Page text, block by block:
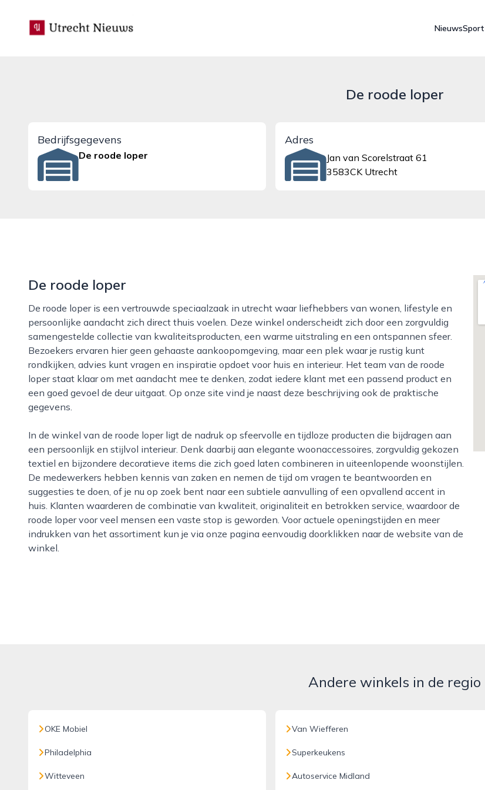
utrecht-nieuws.nl
NieuwsSport
De roode loper
Bedrijfsgegevens
De roode loper
Adres
Jan van Scorelstraat 61
3583CK Utrecht
De roode loper
De roode loper is een vertrouwde speciaalzaak in utrecht waar liefhebbers van wonen, lifestyle en
persoonlijke aandacht zich direct thuis voelen. Deze winkel onderscheidt zich door een zorgvuldig
samengestelde collectie van kwaliteitsproducten, een warme uitstraling en een ontspannen sfeer.
Bezoekers ervaren hier geen gehaaste aankoopomgeving, maar een plek waar je rustig kunt
rondkijken, advies kunt vragen en inspiratie opdoet voor huis en interieur. Het team van de roode
loper staat klaar om met aandacht mee te denken, zodat iedere klant met een passend product en
een goed gevoel de deur uitgaat. Op onze site vind je naast deze beschrijving ook de praktische
gegevens.
In de winkel van de roode loper ligt de nadruk op sfeervolle en tijdloze producten die bijdragen aan
een persoonlijk en stijlvol interieur. Denk daarbij aan elegante woonaccessoires, zorgvuldig gekozen
textiel en bijzondere decoratieve items die zich goed laten combineren in uiteenlopende woonstijlen.
De medewerkers hebben kennis van zaken en nemen de tijd om vragen te beantwoorden en
suggesties te doen, of je nu op zoek bent naar een subtiele aanvulling of een opvallend accent in
huis. Klanten waarderen de combinatie van kwaliteit, originaliteit en betrokken service, waardoor de
roode loper voor veel mensen een vaste stop is geworden. Voor actuele openingstijden en meer
indrukken van het assortiment kun je via onze pagina eenvoudig doorklikken naar de website van de
winkel.
Andere winkels in de regio
OKE Mobiel
Philadelphia
Witteveen
Van Wiefferen
Superkeukens
Autoservice Midland